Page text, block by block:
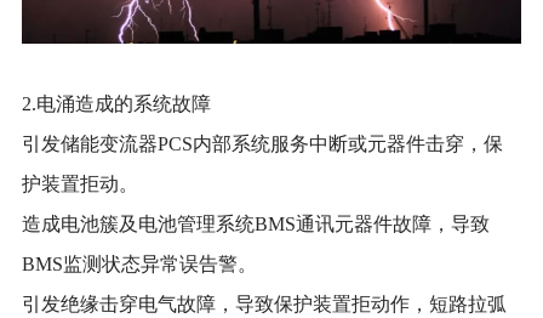
2.电涌造成的系统故障
引发储能变流器PCS内部系统服务中断或元器件击穿，保
护装置拒动。
造成电池簇及电池管理系统BMS通讯元器件故障，导致
BMS监测状态异常误告警。
引发绝缘击穿电气故障，导致保护装置拒动作，短路拉弧